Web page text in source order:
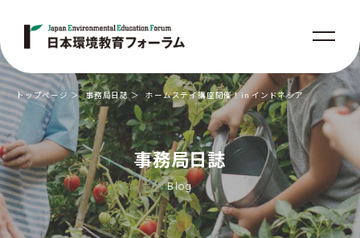
事務局日誌
Blog
トップページ 事務局日誌 ホームステイ講座開催！in インドネシア